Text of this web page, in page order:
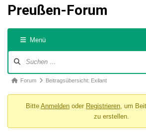
Preußen-Forum
Menü
Navigation
Forum-Forum Beitragsübersicht: Exilant
Bitte Anmelden oder Registrieren, um
zu erstellen.